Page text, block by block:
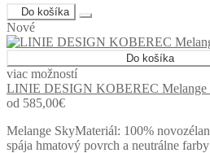
Do košíka
Nové
Do košíka
viac možností
LINIE DESIGN KOBEREC Melange
od 585,00€
Melange SkyMateriál: 100%
spája hmatový povrch a neutrálne